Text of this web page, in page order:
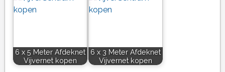
6 x 5 Meter Afdeknet
Vijvernet kopen
6 x 3 Meter Afdeknet
Vijvernet kopen